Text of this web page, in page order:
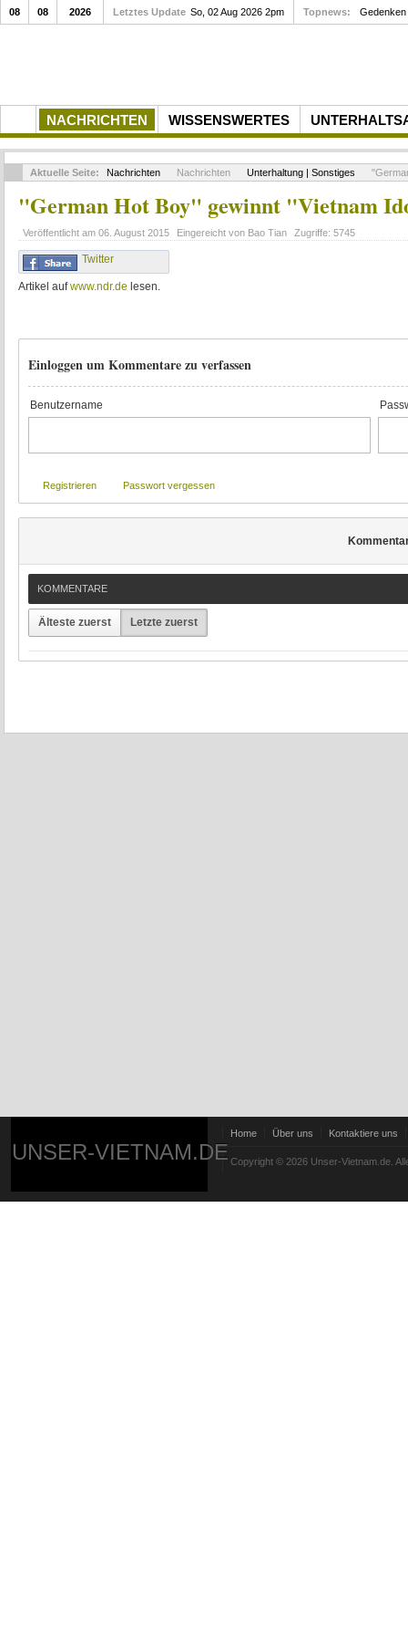
NACHRICHTEN WISSENSWERTES
08 08 2026 Letztes Update So, 02 Aug 2026 2pm Topnews: Gedenken
Aktuelle Seite: Nachrichten Nachrichten Unterhaltung | Sonstiges
"German Hot Boy" gewinnt "Vietnam
Veröffentlicht am 06. August 2015 Eingereicht von Bao Tian Zugriffe: 5745
Twitter
Artikel aufwww.ndr.de lesen.
Einloggen um Kommentare zu verfassen
Benutzername
Registrieren Passwort vergessen
KOMMENTARE
Älteste zuerst Letzte zuerst
UNSER-VIETNAM.DE
Home Über uns Kontaktiere uns
Copyright © 2026 Unser-Vietnam.de.